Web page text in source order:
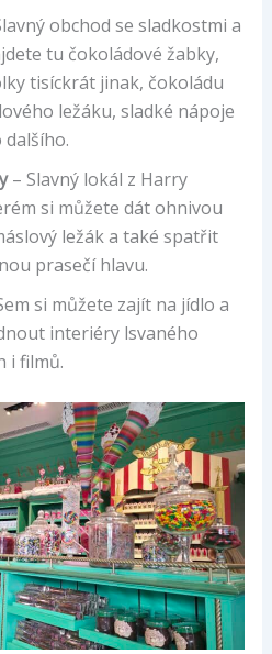
obchod se sladkostmi a
tu čokoládové žabky,
tisíckrát jinak, čokoládu
ležáku, sladké nápoje
dalšího.
– Slavný lokál z Harry
si můžete dát ohnivou
ležák a také spatřit
prasečí hlavu.
si můžete zajít na jídlo a
interiéry lsvaného
i filmů.